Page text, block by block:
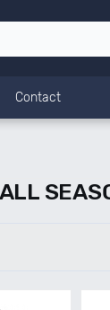
Contact